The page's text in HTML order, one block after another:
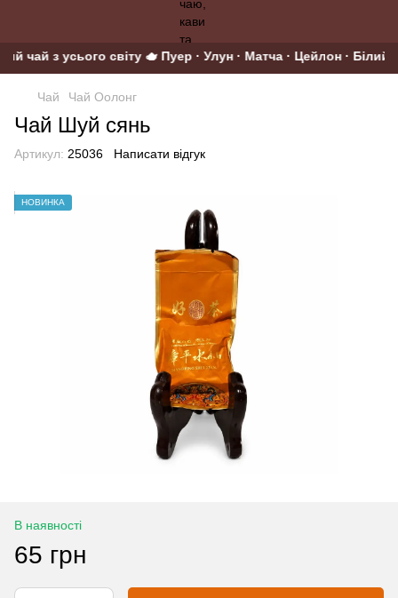
чай з усього світу 🫖 Пуер · Улун · Матча · Цейлон · Білий
Чай Чай Оолонг
Чай Шуй сянь
Артикул: 25036 Написати відгук
НОВИНКА
В наявності
65 грн